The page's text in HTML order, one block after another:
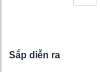
Sắp diễn ra